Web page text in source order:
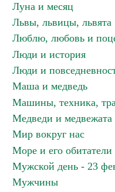
Луна и месяц
Львы, львицы, львята
Люблю, любовь и
Люди и история
Люди и
Маша и медведь
Машины, техника,
Медведи и медвежата
Мир вокруг нас
Море и его обитатели
Мужской день - 23
Мужчины